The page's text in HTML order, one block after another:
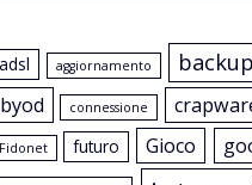
adsl aggiornamento backup
byod connessione
Fidonet futuro Gioco